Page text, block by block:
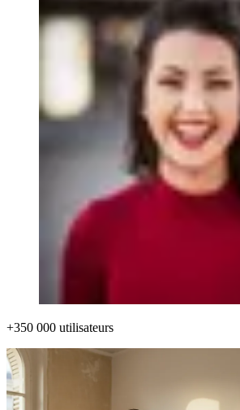
+350 000 utilisateurs